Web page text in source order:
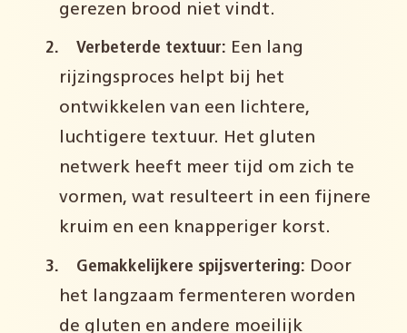
gerezen brood niet vindt.
Verbeterde textuur: Een lang
rijzingsproces helpt bij het
ontwikkelen van een lichtere,
luchtigere textuur. Het gluten
netwerk heeft meer tijd om zich te
vormen, wat resulteert in een fijnere
kruim en een knapperiger korst.
Gemakkelijkere spijsvertering: Door
het langzaam fermenteren worden
de gluten en andere moeilijk